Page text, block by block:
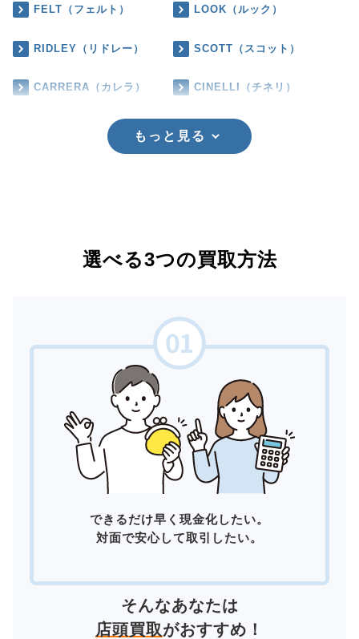
FELT（フェルト） LOOK（ルック）
RIDLEY（リドレー） SCOTT（スコット）
CARRERA（カレラ） CINELLI（チネリ）
もっと見る
選べる3つの買取方法
できるだけ早く現金化したい。
対面で安心して取引したい。
そんなあなたは
店頭買取がおすすめ！